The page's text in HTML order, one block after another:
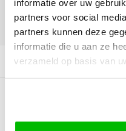
informatie over uw
partners voor social
partners kunnen deze
informatie die u aan ze
verzameld op basis van
Productomschrijving